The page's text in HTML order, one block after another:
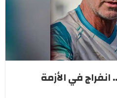
انفراج في الأزمة